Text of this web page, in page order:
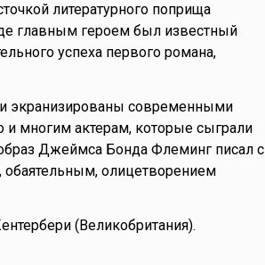
литературного поприща
главным героем был известный
успеха первого романа,
экранизированы современными
и многим актерам, которые сыграли
Джеймса Бонда Флеминг писал с
обаятельным, олицетворением
(Великобритания).